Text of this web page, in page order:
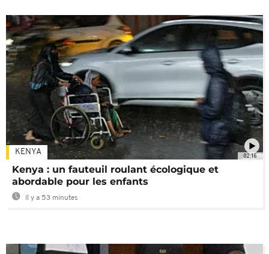
02:16
KENYA
Kenya : un fauteuil roulant écologique et
abordable pour les enfants
Il y a 53 minutes